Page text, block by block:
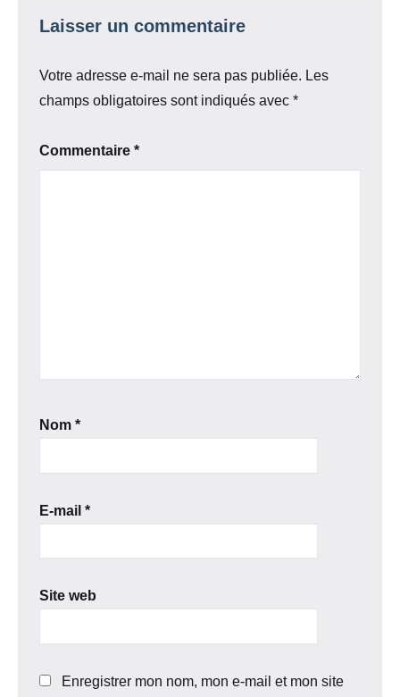
Laisser un commentaire
Votre adresse e-mail ne sera pas publiée. Les
champs obligatoires sont indiqués avec *
Commentaire *
Nom *
E-mail *
Site web
Enregistrer mon nom, mon e-mail et mon site